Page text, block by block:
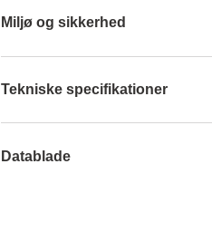
Miljø og sikkerhed
Tekniske specifikationer
Datablade